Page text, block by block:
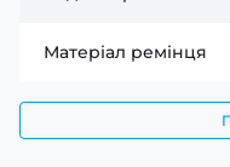
Матеріал ремінця